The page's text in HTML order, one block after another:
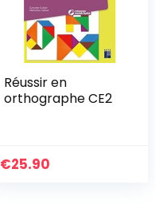
Réussir en
orthographe CE2
€25.90